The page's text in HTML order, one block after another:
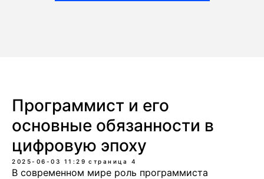
Программист и его
основные обязанности в
цифровую эпоху
2025-06-03 11:29 страница 4
В современном мире роль программиста